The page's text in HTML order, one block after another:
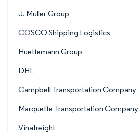
J. Muller Group
COSCO Shipping Logistics
Huettemann Group
DHL
Campbell Transportation Company
Marquette Transportation Company
Vinafreight